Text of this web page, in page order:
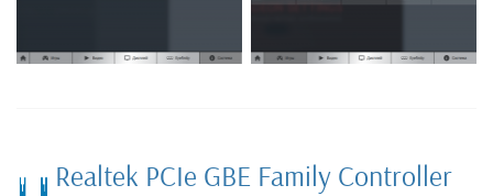
Realtek PCIe GBE Family Controller